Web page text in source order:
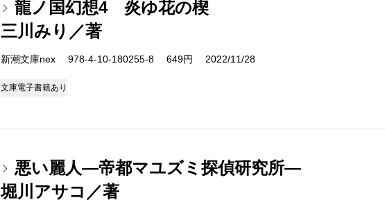
龍ノ国幻想4 炎ゆ花の楔
三川みり／著
新潮文庫nex 978-4-10-180255-8 649円 2022/11/28
文庫電子書籍あり
悪い麗人―帝都マユズミ探偵研究所―
堀川アサコ／著